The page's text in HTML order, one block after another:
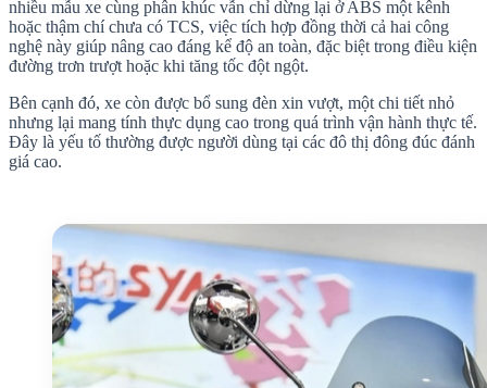
nhiều mẫu xe cùng phân khúc vẫn chỉ dừng lại ở ABS một kênh
hoặc thậm chí chưa có TCS, việc tích hợp đồng thời cả hai công
nghệ này giúp nâng cao đáng kể độ an toàn, đặc biệt trong điều kiện
đường trơn trượt hoặc khi tăng tốc đột ngột.
Bên cạnh đó, xe còn được bổ sung đèn xin vượt, một chi tiết nhỏ
nhưng lại mang tính thực dụng cao trong quá trình vận hành thực tế.
Đây là yếu tố thường được người dùng tại các đô thị đông đúc đánh
giá cao.